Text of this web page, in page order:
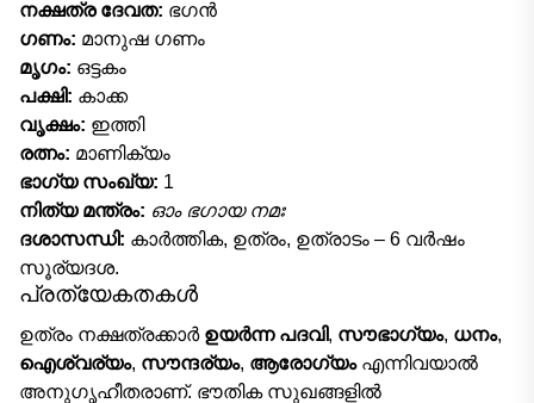
നക്ഷത്ര ദേവത: ഭഗൻ
ഗണം: മാനുഷ ഗണം
മൃഗം: ഒട്ടകം
പക്ഷി: കാക്ക
വൃക്ഷം: ഇത്തി
രത്നം: മാണിക്യം
ഭാഗ്യ സംഖ്യ: 1
നിത്യ മന്ത്രം: ഓം ഭഗായ നമഃ
ദശാസന്ധി: കാർത്തിക, ഉത്രം, ഉത്രാടം – 6 വർഷം
സൂര്യദശ.
പ്രത്യേകതകൾ
ഉത്രം നക്ഷത്രക്കാർ ഉയർന്ന പദവി, സൗഭാഗ്യം, ധനം,
ഐശ്വര്യം, സൗന്ദര്യം, ആരോഗ്യംഎന്നിവയാൽ
അനുഗൃഹീതരാണ്. ഭൗതിക സുഖങ്ങളിൽ